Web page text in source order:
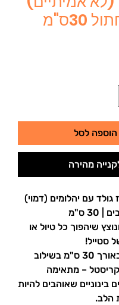
הוספה לסל
מהירה
עם יהלומים (דמוי)
ס"מ
שיהפוך כל טיול או
סטייל!
שרשרת זהב באורך 30 ס"מ בשילוב
קריסטל – מתאימה
בינוניים שאוהבים להיות
הלב.